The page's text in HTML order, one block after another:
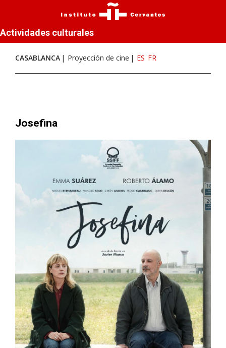
Actividades culturales
CASABLANCA Proyección de cine ES FR
Josefina